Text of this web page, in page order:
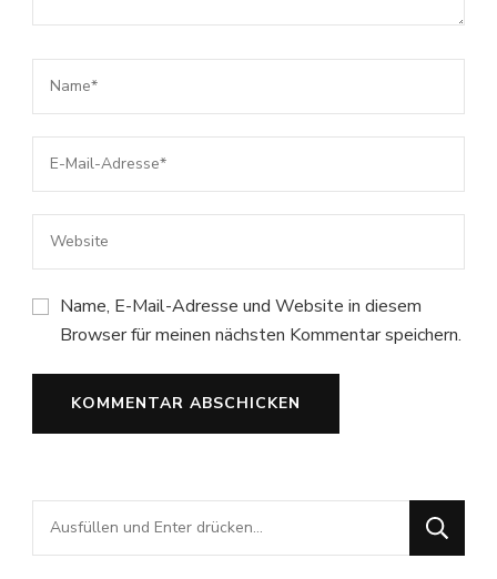
Name, E-Mail-Adresse und Website in diesem
Browser für meinen nächsten Kommentar speichern.
Suchst
du